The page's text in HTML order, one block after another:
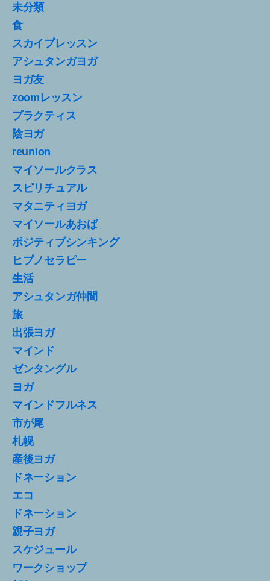
未分類
食
スカイプレッスン
アシュタンガヨガ
ヨガ友
zoomレッスン
プラクティス
陰ヨガ
reunion
マイソールクラス
スピリチュアル
マタニティヨガ
マイソールあおば
ポジティブシンキング
ヒプノセラピー
生活
アシュタンガ仲間
旅
出張ヨガ
マインド
ゼンタングル
ヨガ
マインドフルネス
市が尾
札幌
産後ヨガ
ドネーション
エコ
ドネーション
親子ヨガ
スケジュール
ワークショップ